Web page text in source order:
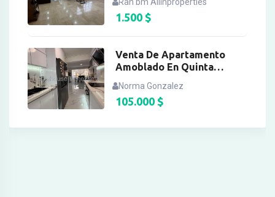
1.500 $
Venta De Apartamento
Amoblado En Quinta
Norma Gonzalez
105.000 $